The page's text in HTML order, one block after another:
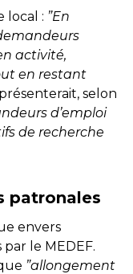
local : ”En
activité,
en restant
selon
d’emploi
de recherche
patronales
envers
le MEDEF.
”allongement